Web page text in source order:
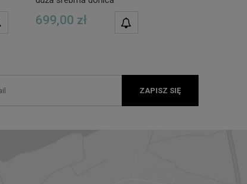
POWIADOM O
DOSTĘPNOŚCI699,00 zł
ZAPISZ SIĘ